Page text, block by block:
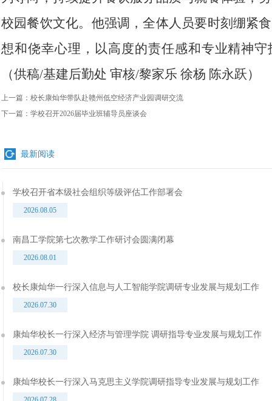
校园餐饮文化。他强调，全体人员要时刻绷紧
想和侥幸心理，以高度的责任感和专业精神
（供稿/基建后勤处 审核/黎家乐 徐杨 陈永跃）
上一篇： 校长康灿华带队赴赣州低空经济产业园调研交流
下一篇： 学校召开2026届毕业班辅导员座谈会
最新阅读
学校召开省本级社会组织等级评估工作部署会
2026.08.05
南昌工学院第七次教学工作研讨会圆满闭幕
2026.08.01
校长康灿华一行深入信息与人工智能学院调研专业发展与规划工作
2026.07.30
康灿华校长一行深入经济与管理学院 调研指导专业发展与规划工作
2026.07.30
康灿华校长一行深入马克思主义学院调研指导专业发展与规划工作